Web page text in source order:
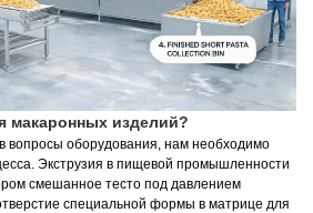
макаронных изделий?
вопросы оборудования, нам необходимо
Экструзия в пищевой промышленности
смешанное тесто под давлением
специальной формы в матрице для